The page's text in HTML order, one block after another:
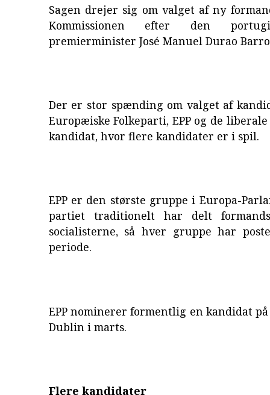
Sagen drejer sig om valget af ny
Kommissionen efter den
premierminister José Manuel Durao
Der er stor spænding om valget af
Europæiske Folkeparti, EPP og de
kandidat, hvor flere kandidater er i spil.
EPP er den største gruppe i Europa-
partiet traditionelt har delt
socialisterne, så hver gruppe har
periode.
EPP nominerer formentlig en kandidat
Dublin i marts.
Flere kandidater